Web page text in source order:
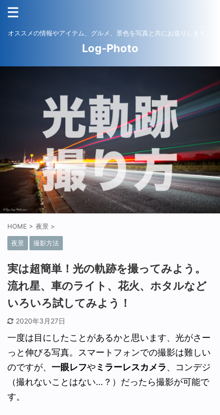
オススメの情報やアイテム、グルメ、景色を写真と共にお送りします。
Log-Photo
HOME > 夜景 >
夜景 撮影方法
実は超簡単！光の軌跡を撮ってみよう。
流れ星、車のライト、花火、ホタルなど
いろいろ試してみよう！
2020年3月27日
一度は目にしたことがあるかと思います、光がさー
っと伸びる写真。スマートフォンでの撮影は難しい
のですが、 一眼レフや ミラーレスカメラ、コンデジ
（撮れないことはない…？）だったら撮影が可能で
す。